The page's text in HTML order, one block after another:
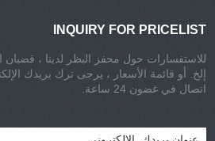
INQUIRY FOR PRICELIST
للاستفسارات حول محفز البظر لدينا ، قضبان
إلخ. أو قائمة الأسعار ، يرجى ترك بريدك
اتصال في غضون 24 ساعة.